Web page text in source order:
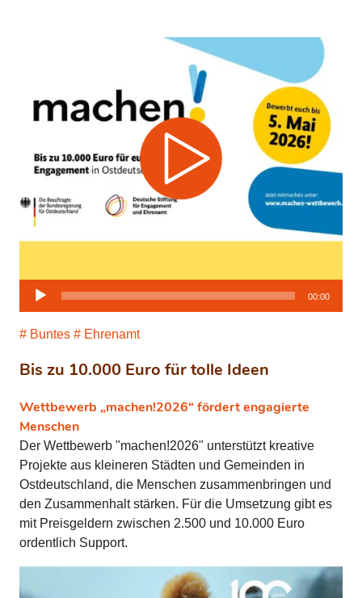
Bis zu 10.000 Euro für tolle Ideen
Wettbewerb „machen!2026“ fördert engagierte
Menschen
Buntes Ehrenamt
Audio-
00:00
Der Wettbewerb "machen!2026" unterstützt kreative
Projekte aus kleineren Städten und Gemeinden in
Ostdeutschland, die Menschen zusammenbringen und
den Zusammenhalt stärken. Für die Umsetzung gibt es
mit Preisgeldern zwischen 2.500 und 10.000 Euro
ordentlich Support.